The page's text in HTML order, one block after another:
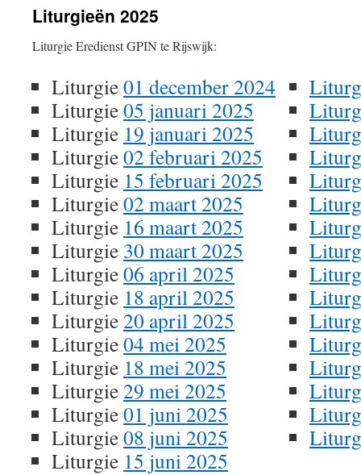
Liturgieën 2025
Liturgie Eredienst GPIN te Rijswijk:
Liturgie01 december 2024
Liturgie05 januari 2025
Liturgie 19 januari 2025
Liturgie02 februari 2025
Liturgie 15 februari 2025
Liturgie02 maart 2025
Liturgie 16 maart 2025
Liturgie 30 maart 2025
Liturgie06 april 2025
Liturgie 18 april 2025
Liturgie20 april 2025
Liturgie04 mei 2025
Liturgie 18 mei 2025
Liturgie29 mei 2025
Liturgie01 juni 2025
Liturgie08 juni 2025
Liturgie 15 juni 2025